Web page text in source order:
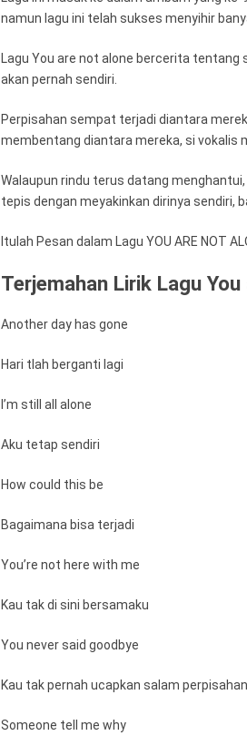
namun lagu ini telah sukses menyihir
Lagu You are not alone bercerita tentang
akan pernah sendiri.
Perpisahan sempat terjadi diantara
membentang diantara mereka, si vokalis
Walaupun rindu terus datang
tepis dengan meyakinkan dirinya sendiri,
Itulah Pesan dalam Lagu YOU ARE NOT
Terjemahan Lirik Lagu
Another day has gone
Hari tlah berganti lagi
I’m still all alone
Aku tetap sendiri
How could this be
Bagaimana bisa terjadi
You’re not here with me
Kau tak di sini bersamaku
You never said goodbye
Kau tak pernah ucapkan salam perpisahan
Someone tell me why